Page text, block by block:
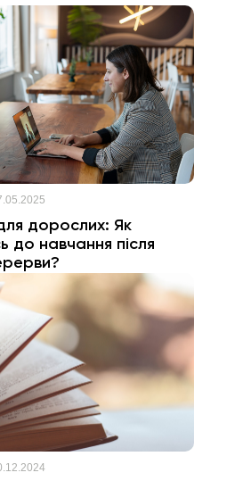
дорослих: Як
до навчання після